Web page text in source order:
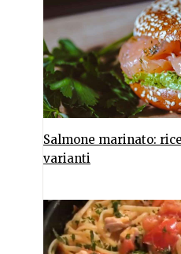
Salmone marinato:
varianti